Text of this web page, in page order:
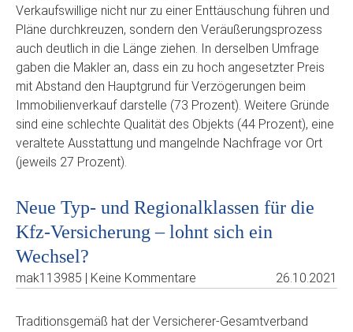
Verkaufswillige nicht nur zu einer Enttäuschung führen und
Pläne durchkreuzen, sondern den Veräußerungsprozess
auch deutlich in die Länge ziehen. In derselben Umfrage
gaben die Makler an, dass ein zu hoch angesetzter Preis
mit Abstand den Hauptgrund für Verzögerungen beim
Immobilienverkauf darstelle (73 Prozent). Weitere Gründe
sind eine schlechte Qualität des Objekts (44 Prozent), eine
veraltete Ausstattung und mangelnde Nachfrage vor Ort
(jeweils 27 Prozent).
Neue Typ- und Regionalklassen für die
Kfz-Versicherung – lohnt sich ein
Wechsel?
mak113985 | Keine Kommentare 26.10.2021
Traditionsgemäß hat der Versicherer-Gesamtverband